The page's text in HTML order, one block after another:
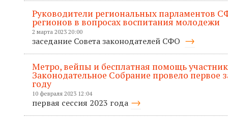
Руководители региональных парламентов
регионов в вопросах воспитания молодежи
2 марта 2023 20:00
заседание Совета законодателей СФО
Метро, вейпы и бесплатная помощь
Законодательное Собрание провело первое
году
10 февраля 2023 12:04
первая сессия 2023 года